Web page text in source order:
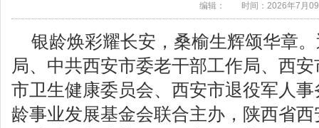
编辑： 时间：2026年7月
银龄焕彩耀长安，桑榆生辉颂华章
局、中共西安市委老干部工作局、西
市卫生健康委员会、西安市退役军人
龄事业发展基金会联合主办，陕西省